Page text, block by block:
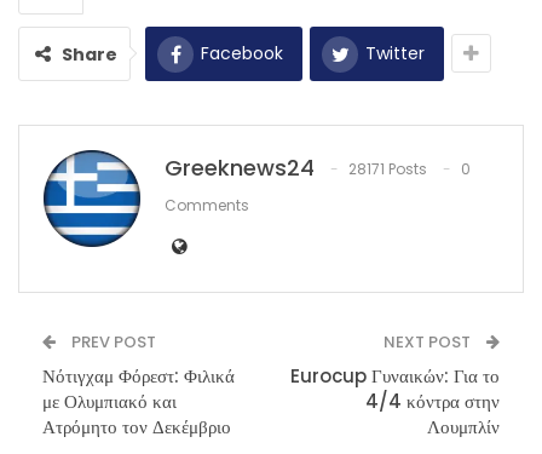
Share Facebook Twitter
Greeknews24 28171 Posts
0
Comments
PREV POST
Νότιγχαμ Φόρεστ: Φιλικά
με Ολυμπιακό και
Ατρόμητο τον Δεκέμβριο
NEXT POST
Eurocup Γυναικών: Για το
4/4 κόντρα στην
Λουμπλίν